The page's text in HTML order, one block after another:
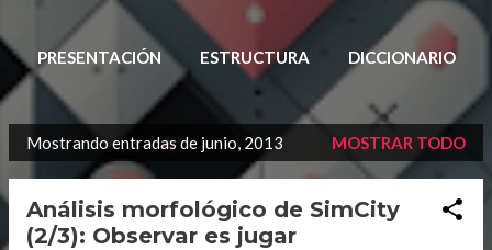
PRESENTACIÓN ESTRUCTURA DICCIONARIO
E
n
Mostrando entradas de junio, 2013 MOSTRAR TODO
Análisis morfológico de SimCity
(2/3): Observar es jugar